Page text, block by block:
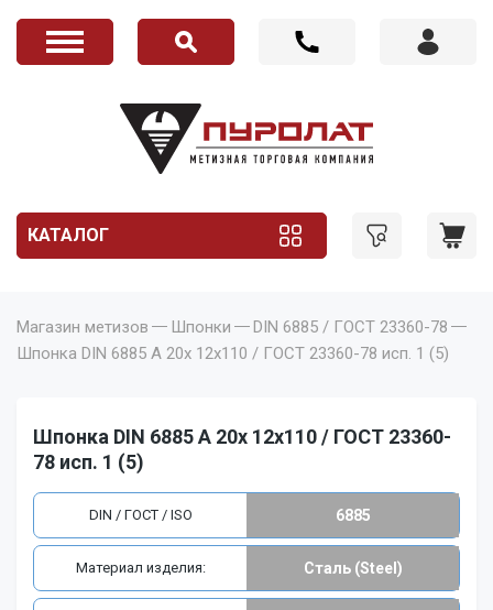
КАТАЛОГ
Магазин метизов Шпонки
DIN 6885 / ГОСТ 23360-78
Шпонка DIN 6885 A 20x 12x110 / ГОСТ 23360-78 исп. 1 (5)
Шпонка DIN 6885 A 20x 12x110 / ГОСТ 23360-
78 исп. 1 (5)
DIN / ГОСТ / ISO 6885
Материал изделия: Сталь (Steel)